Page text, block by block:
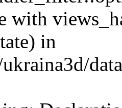
with
in